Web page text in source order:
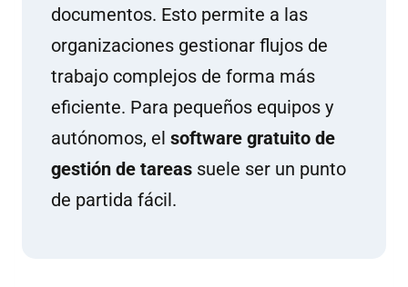
do­cu­men­tos. Es­to per­mi­te a las
or­ga­ni­za­cio­nes ges­tio­nar flu­jos de
tra­ba­jo com­ple­jos de for­ma más
efi­cien­te. Pa­ra pe­que­ños equi­pos y
au­tó­no­mos, el soft­ware gra­tui­to de
ges­tión de ta­reas sue­le ser un pun­to
de par­ti­da fá­cil.